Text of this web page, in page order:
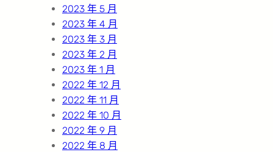
2023 年 5 月
2023 年 4 月
2023 年 3 月
2023 年 2 月
2023 年 1 月
2022 年 12 月
2022 年 11 月
2022 年 10 月
2022 年 9 月
2022 年 8 月